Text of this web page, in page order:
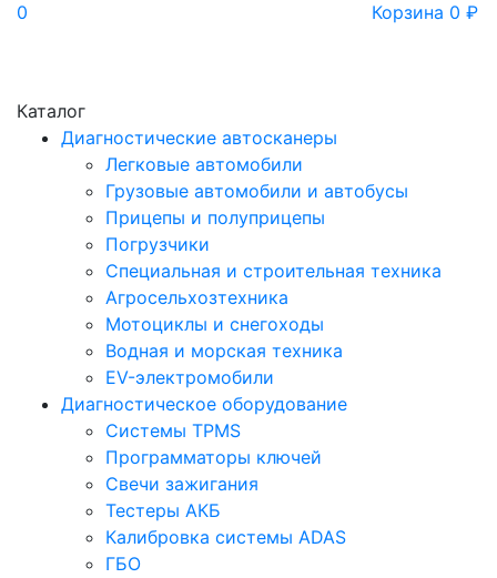
0 Корзина 0 ₽
Каталог
Диагностические автосканеры
Легковые автомобили
Грузовые автомобили и автобусы
Прицепы и полуприцепы
Погрузчики
Специальная и строительная техника
Агросельхозтехника
Мотоциклы и снегоходы
Водная и морская техника
EV-электромобили
Диагностическое оборудование
Системы TPMS
Программаторы ключей
Свечи зажигания
Тестеры АКБ
Калибровка системы ADAS
ГБО